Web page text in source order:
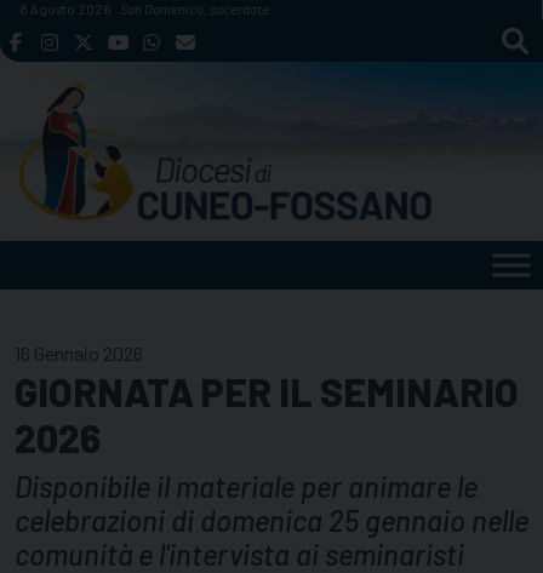
Skip
to
8 Agosto 2026 San Domenico, sacerdote
16 Gennaio 2026
GIORNATA PER IL SEMINARIO
2026
Disponibile il materiale per animare le
celebrazioni di domenica 25 gennaio nelle
comunità e l'intervista ai seminaristi